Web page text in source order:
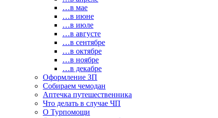
…в мае
…в июне
…в июле
…в августе
…в сентябре
…в октябре
…в ноябре
…в декабре
Оформление ЗП
Собираем чемодан
Аптечка путешественника
Что делать в случае ЧП
О Турпомощи